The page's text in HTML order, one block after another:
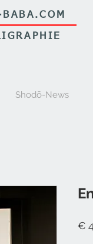
Shodō-News
€